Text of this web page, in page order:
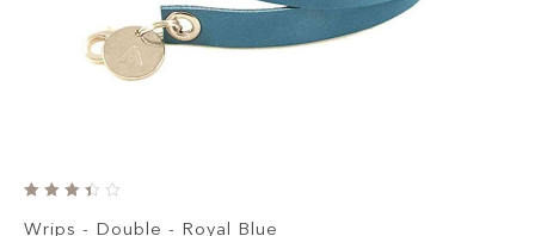
Wrips - Double - Royal Blue